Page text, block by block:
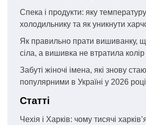
Спека і продукти: яку
холодильнику та як уникнути
Як правильно прати вишиванку,
сіла, а вишивка не втратила колір
Забуті жіночі імена, які знову
популярними в Україні у 2026 році
Статті
Чехія і Харків: чому тисячі